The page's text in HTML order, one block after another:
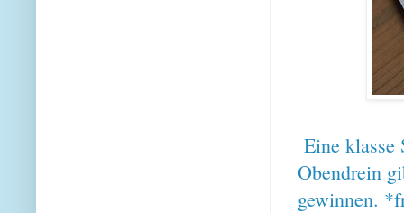
Eine klasse
Obendrein
gewinnen.